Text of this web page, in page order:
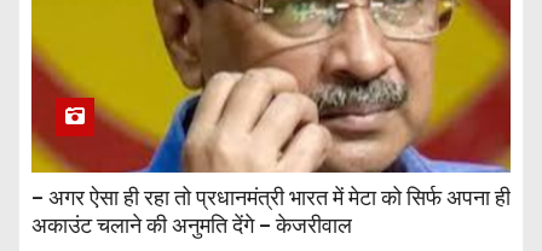
– अगर ऐसा ही रहा तो प्रधानमंत्री भारत में मेटा को सिर्फ अपना ही
अकाउंट चलाने की अनुमति देंगे – केजरीवाल